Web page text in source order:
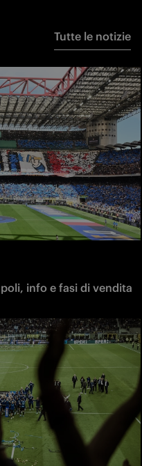
Tutte le notizie
info e fasi di vendita